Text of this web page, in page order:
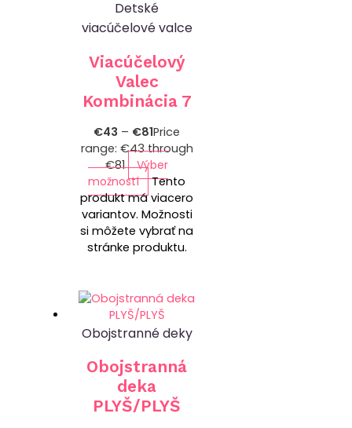
Detské
viacúčelové valce
Viacúčelový
Valec
Kombinácia 7
€43 – €81Price
range: €43 through
€81
Výber
možností
Tento
produkt má viacero
variantov. Možnosti
si môžete vybrať na
stránke produktu.
Obojstranné deky
Obojstranná
deka
PLYŠ/PLYŠ